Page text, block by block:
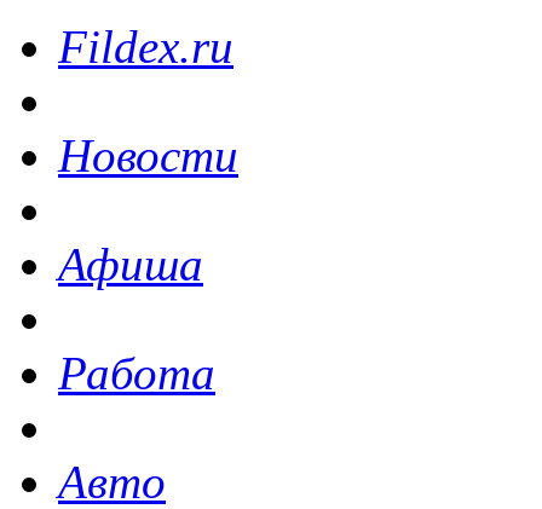
Fildex.ru
Новости
Афиша
Работа
Авто